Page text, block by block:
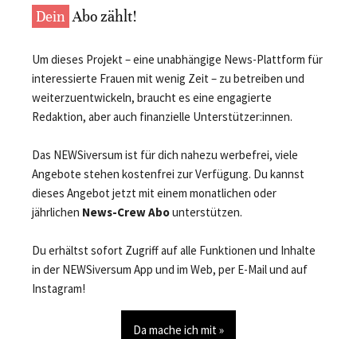
Dein Abo zählt!
Um dieses Projekt – eine unabhängige News-Plattform für
interessierte Frauen mit wenig Zeit – zu betreiben und
weiterzuentwickeln, braucht es eine engagierte
Redaktion, aber auch finanzielle Unterstützer:innen.
Das NEWSiversum ist für dich nahezu werbefrei, viele
Angebote stehen kostenfrei zur Verfügung. Du kannst
dieses Angebot jetzt mit einem monatlichen oder
jährlichen News-Crew Abounterstützen.
Du erhältst sofort Zugriff auf alle Funktionen und Inhalte
in der NEWSiversum App und im Web, per E-Mail und auf
Instagram!
Da mache ich mit »